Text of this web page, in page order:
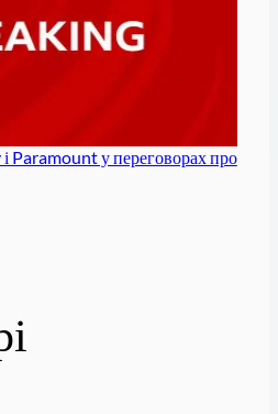
Paramount у переговорах про